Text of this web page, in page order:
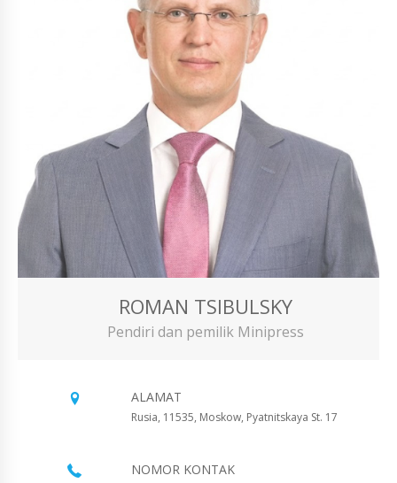
ROMAN TSIBULSKY
Pendiri dan pemilik Minipress
ALAMAT
Rusia, 11535, Moskow, Pyatnitskaya St. 17
NOMOR KONTAK